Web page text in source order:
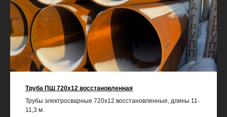
Труба ПШ 720х12 восстановленная
Трубы электросварные 720х12 восстановленные, длины 11-
11,3 м.